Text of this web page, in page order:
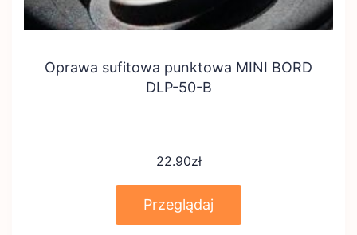
Oprawa sufitowa punktowa MINI BORD
DLP-50-B
22.90zł
Przeglądaj